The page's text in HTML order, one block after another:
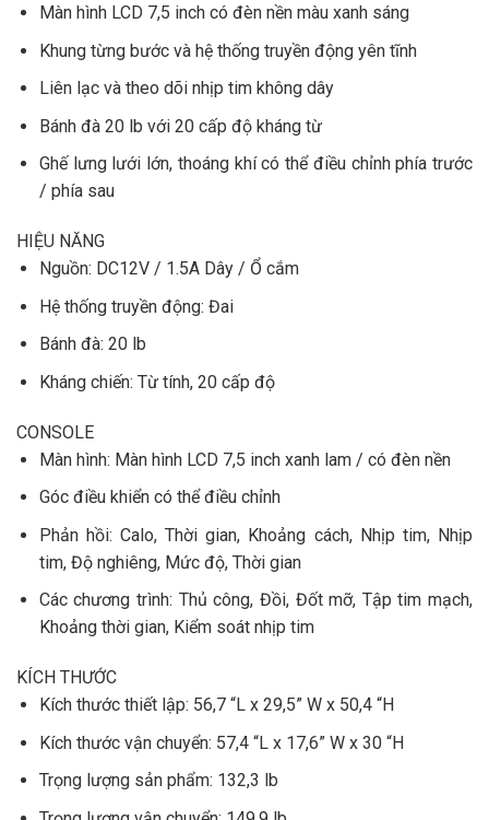
Màn hình LCD 7,5 inch có đèn nền màu xanh sáng
Khung từng bước và hệ thống truyền động yên tĩnh
Liên lạc và theo dõi nhịp tim không dây
Bánh đà 20 lb với 20 cấp độ kháng từ
Ghế lưng lưới lớn, thoáng khí có thể điều chỉnh phía trước
/ phía sau
HIỆU NĂNG
Nguồn: DC12V / 1.5A Dây / Ổ cắm
Hệ thống truyền động: Đai
Bánh đà: 20 lb
Kháng chiến: Từ tính, 20 cấp độ
CONSOLE
Màn hình: Màn hình LCD 7,5 inch xanh lam / có đèn nền
Góc điều khiển có thể điều chỉnh
Phản hồi: Calo, Thời gian, Khoảng cách, Nhịp tim, Nhịp
tim, Độ nghiêng, Mức độ, Thời gian
Các chương trình: Thủ công, Đồi, Đốt mỡ, Tập tim mạch,
Khoảng thời gian, Kiểm soát nhịp tim
KÍCH THƯỚC
Kích thước thiết lập: 56,7 “L x 29,5” W x 50,4 “H
Kích thước vận chuyển: 57,4 “L x 17,6” W x 30 “H
Trọng lượng sản phẩm: 132,3 lb